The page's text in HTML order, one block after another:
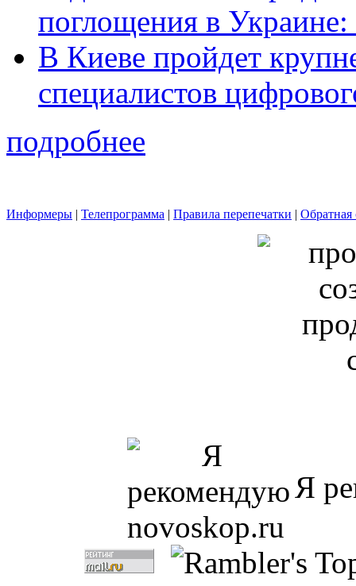
поглощения в Украине:
В Киеве пройдет
специалистов
подробнее
Информеры | Телепрограмма | Правила перепечатки | Обратная
Я